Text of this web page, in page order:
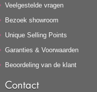
Veelgestelde vragen
Bezoek showroom
Unique Selling Points
Garanties & Voorwaarden
Beoordeling van de klant
Contact